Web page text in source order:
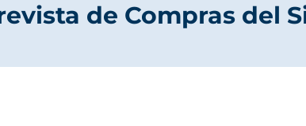
de Compras del